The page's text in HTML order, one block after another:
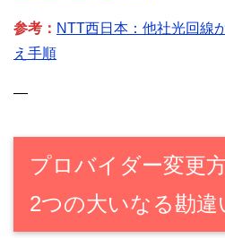
参考： NTT西日本：他社光回線
え手順
—
プロバイダー変更
2つの大いなる勘違